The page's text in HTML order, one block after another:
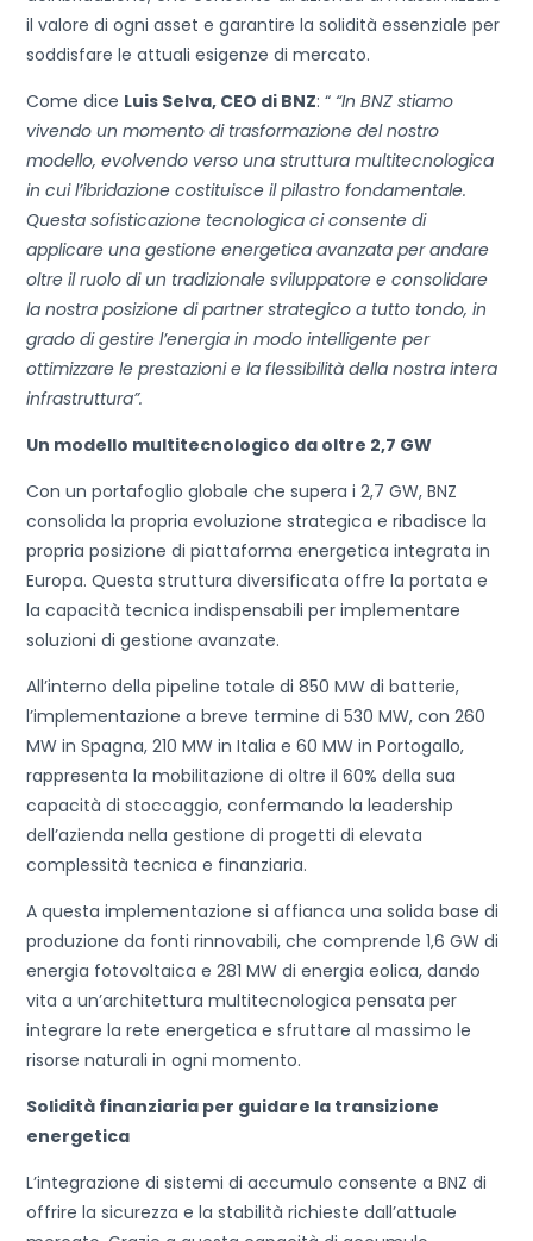
il valore di ogni asset e garantire la solidità essenziale per
soddisfare le attuali esigenze di mercato.
Come dice Luis Selva, CEO di BNZ: “ “In BNZ stiamo
vivendo un momento di trasformazione del nostro
modello, evolvendo verso una struttura multitecnologica
in cui l’ibridazione costituisce il pilastro fondamentale.
Questa sofisticazione tecnologica ci consente di
applicare una gestione energetica avanzata per andare
oltre il ruolo di un tradizionale sviluppatore e consolidare
la nostra posizione di partner strategico a tutto tondo, in
grado di gestire l’energia in modo intelligente per
ottimizzare le prestazioni e la flessibilità della nostra intera
infrastruttura”.
Un modello multitecnologico da oltre 2,7 GW
Con un portafoglio globale che supera i 2,7 GW, BNZ
consolida la propria evoluzione strategica e ribadisce la
propria posizione di piattaforma energetica integrata in
Europa. Questa struttura diversificata offre la portata e
la capacità tecnica indispensabili per implementare
soluzioni di gestione avanzate.
All’interno della pipeline totale di 850 MW di batterie,
l’implementazione a breve termine di 530 MW, con 260
MW in Spagna, 210 MW in Italia e 60 MW in Portogallo,
rappresenta la mobilitazione di oltre il 60% della sua
capacità di stoccaggio, confermando la leadership
dell’azienda nella gestione di progetti di elevata
complessità tecnica e finanziaria.
A questa implementazione si affianca una solida base di
produzione da fonti rinnovabili, che comprende 1,6 GW di
energia fotovoltaica e 281 MW di energia eolica, dando
vita a un’architettura multitecnologica pensata per
integrare la rete energetica e sfruttare al massimo le
risorse naturali in ogni momento.
Solidità finanziaria per guidare la transizione
energetica
L’integrazione di sistemi di accumulo consente a BNZ di
offrire la sicurezza e la stabilità richieste dall’attuale